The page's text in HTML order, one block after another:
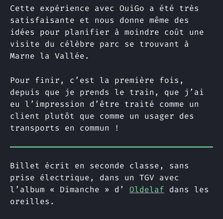
Cette expérience avec OuiGo a été très
satisfaisante et nous donne même des
idées pour planifier à moindre coût une
visite du célèbre parc se trouvant à
Marne la Vallée.
Pour finir, c’est la première fois,
depuis que je prends le train, que j’ai
eu l’impression d’être traité comme un
client plutôt que comme un usager des
transports en commun !
Billet écrit en seconde classe, sans
prise électrique, dans un TGV avec
l’album « Dimanche » d’ Oldelaf dans les
oreilles.